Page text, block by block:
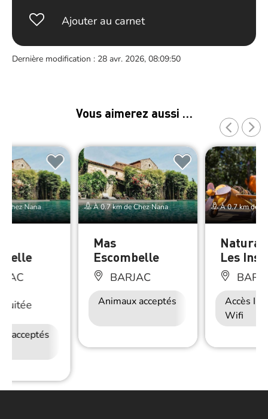
Ajouter au carnet
Dernière modification : 28 avr. 2026, 08:09:50
Vous aimerez aussi …
Chez Nana
acceptés
Wifi
À 0.7 km de Chez Nana
Mas
Escombelle
BARJAC
Animaux acceptés
Accès Internet
À 0.7 km de
Natura
Les
Accès
Wifi